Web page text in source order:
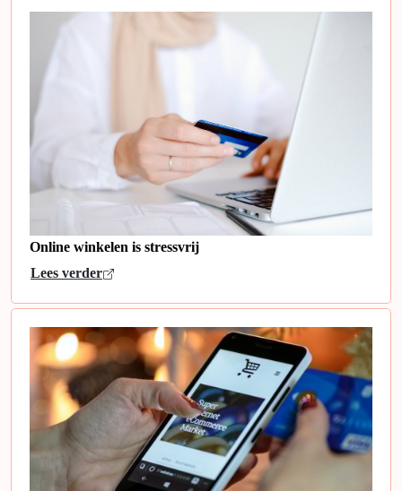
Online winkelen is stressvrij
Lees verder